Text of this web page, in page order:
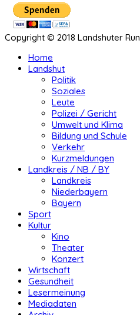
Copyright © 2018 Landshuter
Home
Landshut
Politik
Soziales
Leute
Polizei / Gericht
Umwelt und Klima
Bildung und Schule
Verkehr
Kurzmeldungen
Landkreis / NB / BY
Landkreis
Niederbayern
Bayern
Sport
Kultur
Kino
Theater
Konzert
Wirtschaft
Gesundheit
Lesermeinung
Mediadaten